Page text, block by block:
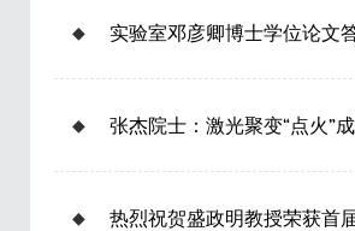
◆
实验室邓彦卿博士学位论文
◆
张杰院士：激光聚变“点火”
◆
热烈祝贺盛政明教授荣获首